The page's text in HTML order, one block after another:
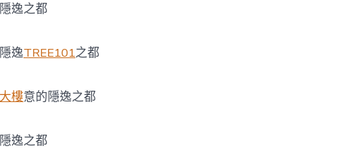
逸之都
逸TREE101之都
樓意的隱逸之都
逸之都